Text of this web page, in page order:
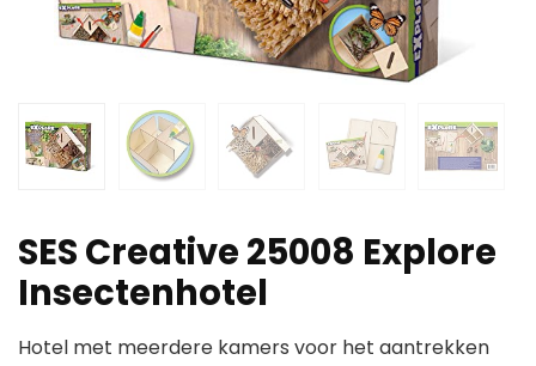
SES Creative 25008 Explore
Insectenhotel
Hotel met meerdere kamers voor het aantrekken